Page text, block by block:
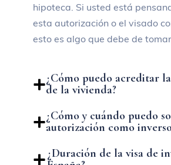
hipoteca. Si usted está
esta autorización o el visado
esto es algo que debe de
¿Cómo puedo acreditar
de la vivienda?
¿Cómo y cuándo puedo
autorización como
¿Duración de la visa de